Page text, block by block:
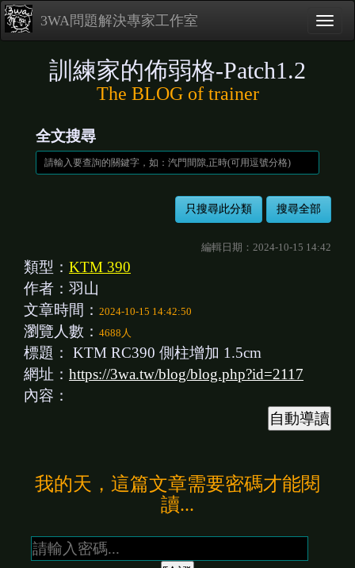
3WA問題解決專家工作室
訓練家的佈弱格-Patch1.2
The BLOG of trainer
全文搜尋
編輯日期：2024-10-15 14:42
類型： KTM 390
作者：羽山
文章時間： 2024-10-15 14:42:50
瀏覽人數： 4688人
標題： KTM RC390 側柱增加 1.5cm
網址： https://3wa.tw/blog/blog.php?id=2117
內容：
我的天，這篇文章需要密碼才能閱
讀...